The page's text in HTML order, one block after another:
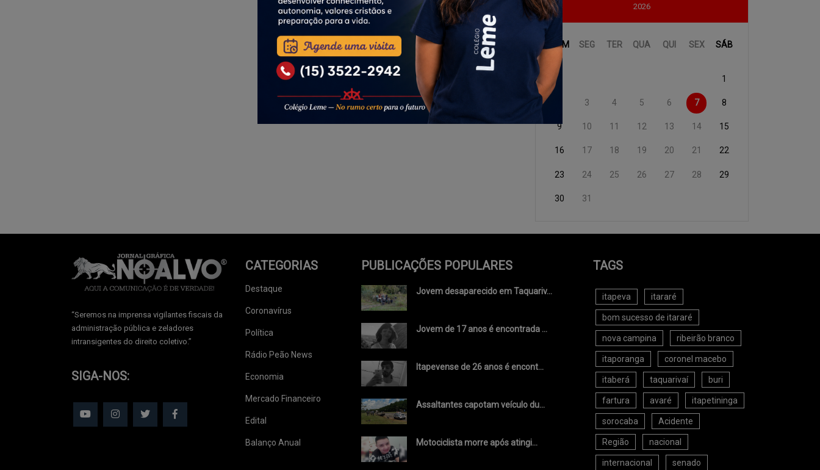
2026
DOM SEG TER QUA QUI SEX SÁB
1
3 4 5 6 7 8
9 10 11 12 13 14 15
16 17 18 19 20 21 22
23 24 25 26 27 28 29
30 31
‘‘Seremos na imprensa vigilantes fiscais da
administração pública e zeladores
intransigentes do direito coletivo.’’
SIGA-NOS:
CATEGORIAS
Destaque
Coronavírus
Política
Rádio Peão News
Economia
Mercado Financeiro
Edital
Balanço Anual
PUBLICAÇÕES POPULARES
Jovem desaparecido em Taquariv...
Jovem de 17 anos é encontrada ...
Itapevense de 26 anos é encont...
Assaltantes capotam veículo du...
Motociclista morre após atingi...
TAGS
itapeva itararé
bom sucesso de itararé
nova campina ribeirão branco
itaporanga coronel macebo
itaberá taquarivaí buri
fartura avaré itapetininga
sorocaba Acidente
Região nacional
internacional senado